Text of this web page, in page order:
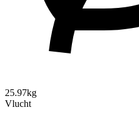
25.97kg
Vlucht